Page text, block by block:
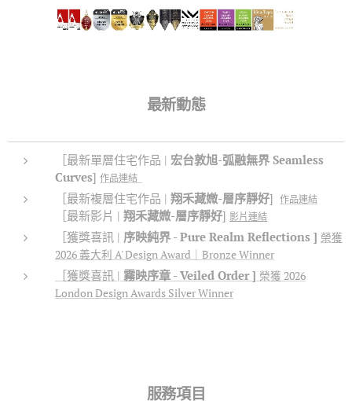
最新動態
［最新單層住宅作品 | 宏台敦旭-弧融無界 Seamless
Curves] 作品連結
［最新複層住宅作品 | 翔禾藏媺-層序靜好] 作品連結
［最新影片 | 翔禾藏媺-層序靜好] 影片連結
［獲獎喜訊 | 序映純界 - Pure Realm Reflections ] 榮獲
2026 義大利 A' Design Award｜Bronze Winner
［獲獎喜訊 | 霧映序章 - Veiled Order ] 榮獲 2026
London Design Awards Silver Winner
服務項目